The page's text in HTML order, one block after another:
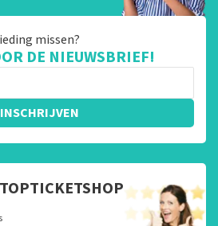
missen?
DE NIEUWSBRIEF!
INSCHRIJVEN